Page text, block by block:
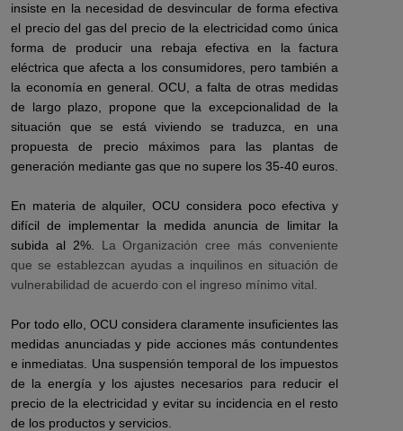
insiste en la necesidad de desvincular de forma efectiva
el precio del gas del precio de la electricidad como única
forma de producir una rebaja efectiva en la factura
eléctrica que afecta a los consumidores, pero también a
la economía en general. OCU, a falta de otras medidas
de largo plazo, propone que la excepcionalidad de la
situación que se está viviendo se traduzca, en una
propuesta de precio máximos para las plantas de
generación mediante gas que no supere los 35-40 euros.
En materia de alquiler, OCU considera poco efectiva y
difícil de implementar la medida anuncia de limitar la
subida al 2%. La Organización cree más conveniente
que se establezcan ayudas a inquilinos en situación de
vulnerabilidad de acuerdo con el ingreso mínimo vital.
Por todo ello, OCU considera claramente insuficientes las
medidas anunciadas y pide acciones más contundentes
e inmediatas. Una suspensión temporal de los impuestos
de la energía y los ajustes necesarios para reducir el
precio de la electricidad y evitar su incidencia en el resto
de los productos y servicios.